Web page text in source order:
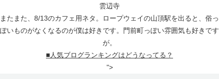
雲辺寺
またまた、8/13のカフェ用ネタ。ロープウェイの山頂駅を出ると、俗っ
ぽいものがなくなるのが僕は好きです。門前町っぽい雰囲気も好きです
が。
■人気ブログランキングはどうなってる？
">